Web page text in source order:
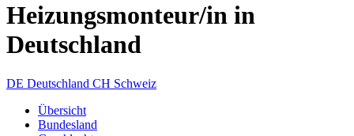
Heizungsmonteur/in in
Deutschland
DE Deutschland CH Schweiz
Übersicht
Bundesland